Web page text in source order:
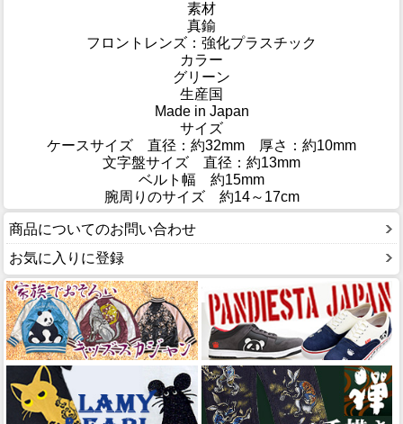
素材
真鍮
フロントレンズ：強化プラスチック
カラー
グリーン
生産国
Made in Japan
サイズ
ケースサイズ 直径：約32mm 厚さ：約10mm
文字盤サイズ 直径：約13mm
ベルト幅 約15mm
腕周りのサイズ 約14～17cm
商品についてのお問い合わせ
お気に入りに登録